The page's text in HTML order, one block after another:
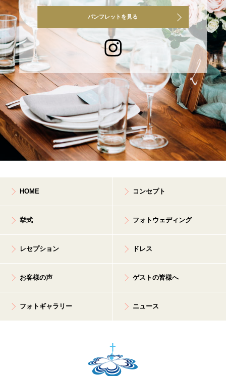
パンフレットを見る
HOME コンセプト
挙式 フォトウェディング
レセプション ドレス
お客様の声 ゲストの皆様へ
フォトギャラリー ニュース